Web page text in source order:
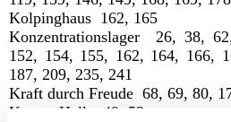
Kolpinghaus 162, 165
Konzentrationslager 26, 38,
152, 154, 155, 162, 164, 166,
187, 209, 235, 241
Kraft durch Freude 68, 69, 80,
Krauss-Halle 49, 53